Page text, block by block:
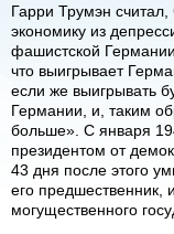
Гарри Трумэн
экономику из
фашистской
что выигрывает
если же выигрывать
Германии, и, таким
больше». С января
президентом от
43 дня после этого
его предшественник,
могущественного